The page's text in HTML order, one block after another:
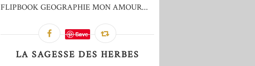
FLIPBOOK GEOGRAPHIE MON AMOUR...
Save
LA SAGESSE DES HERBES